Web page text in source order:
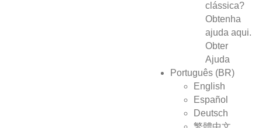
clássica?
Obtenha
ajuda aqui.
Obter
Ajuda
Português (BR)
English
Español
Deutsch